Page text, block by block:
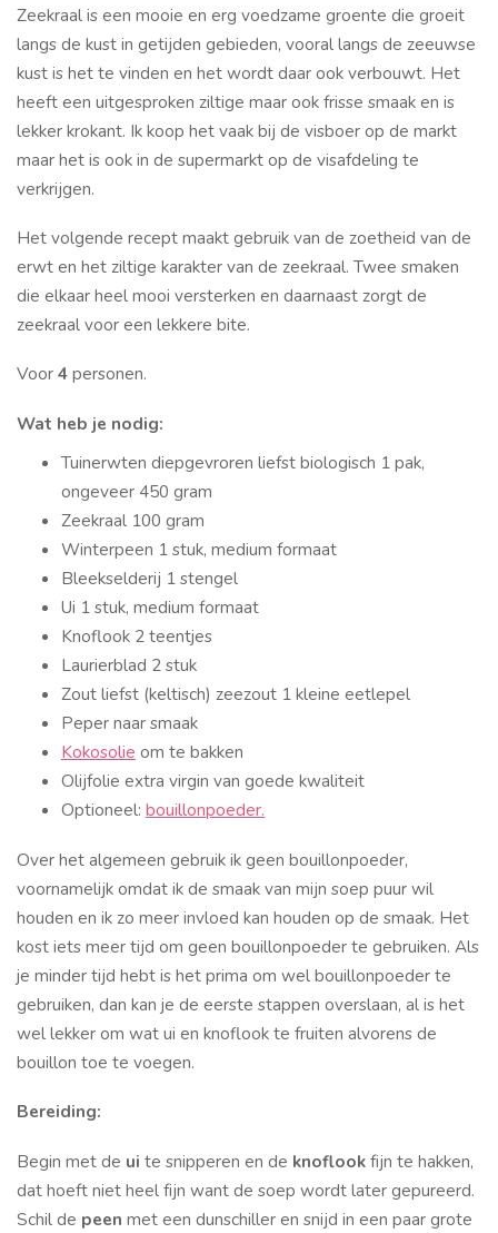
Zeekraal is een mooie en erg voedzame groente die groeit
langs de kust in getijden gebieden, vooral langs de zeeuwse
kust is het te vinden en het wordt daar ook verbouwt. Het
heeft een uitgesproken ziltige maar ook frisse smaak en is
lekker krokant. Ik koop het vaak bij de visboer op de markt
maar het is ook in de supermarkt op de visafdeling te
verkrijgen.
Het volgende recept maakt gebruik van de zoetheid van de
erwt en het ziltige karakter van de zeekraal. Twee smaken
die elkaar heel mooi versterken en daarnaast zorgt de
zeekraal voor een lekkere bite.
Voor4personen.
Wat heb je nodig:
Tuinerwten diepgevroren liefst biologisch 1 pak,
ongeveer 450 gram
Zeekraal 100 gram
Winterpeen 1 stuk, medium formaat
Bleekselderij 1 stengel
Ui 1 stuk, medium formaat
Knoflook 2 teentjes
Laurierblad 2 stuk
Zout liefst (keltisch) zeezout 1 kleine eetlepel
Peper naar smaak
Kokosolie om te bakken
Olijfolie extra virgin van goede kwaliteit
Optioneel: bouillonpoeder.
Over het algemeen gebruik ik geen bouillonpoeder,
voornamelijk omdat ik de smaak van mijn soep puur wil
houden en ik zo meer invloed kan houden op de smaak. Het
kost iets meer tijd om geen bouillonpoeder te gebruiken. Als
je minder tijd hebt is het prima om wel bouillonpoeder te
gebruiken, dan kan je de eerste stappen overslaan, al is het
wel lekker om wat ui en knoflook te fruiten alvorens de
bouillon toe te voegen.
Bereiding:
Begin met de ui te snipperen en de knoflookfijn te hakken,
dat hoeft niet heel fijn want de soep wordt later gepureerd.
Schil de peen met een dunschiller en snijd in een paar grote